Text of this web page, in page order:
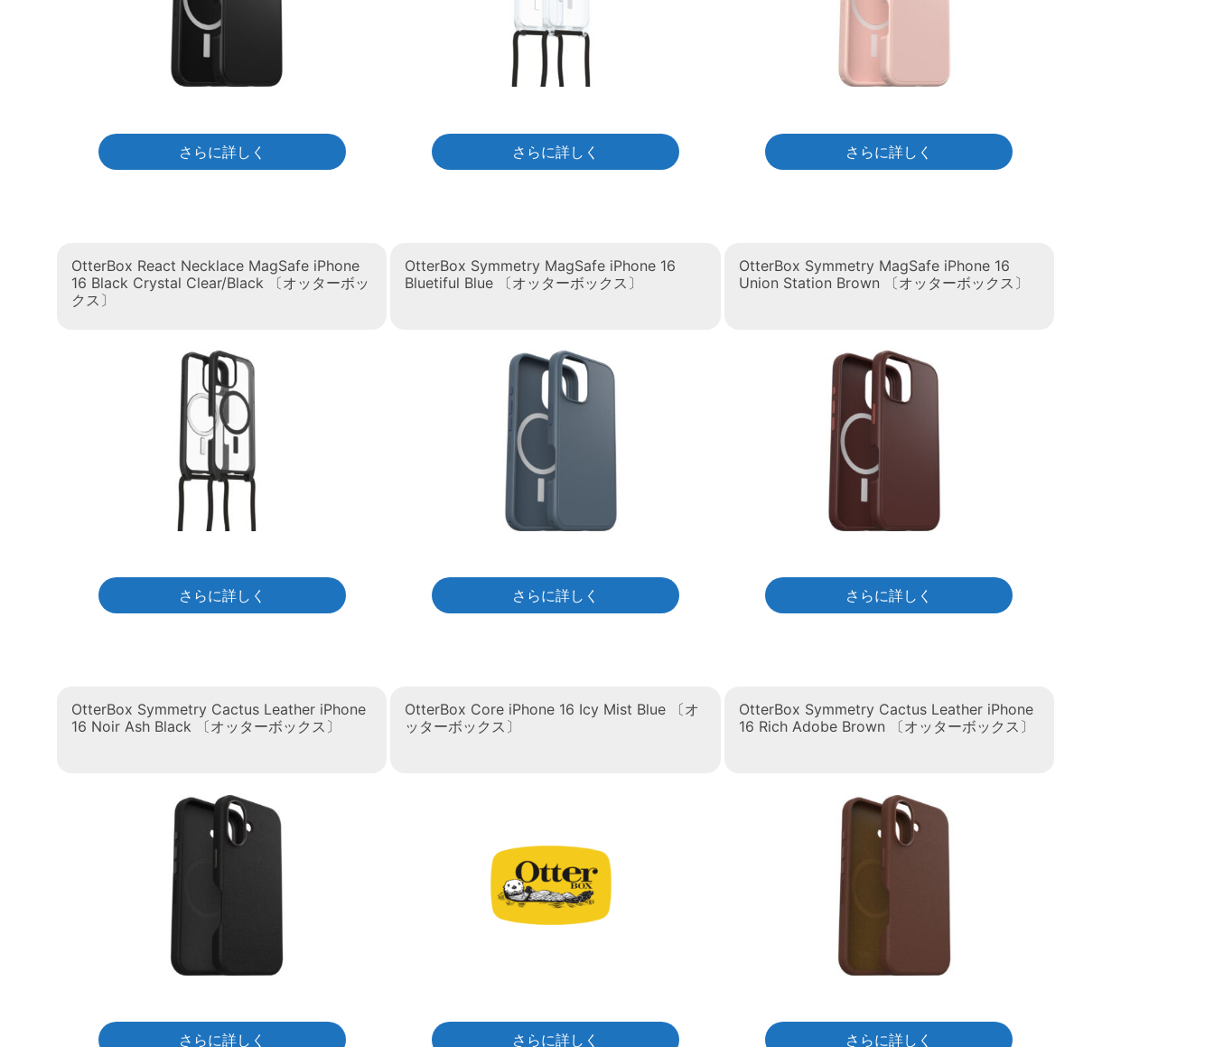
さらに詳しく さらに詳しく さらに詳しく
OtterBox React Necklace MagSafe iPhone
16 Black Crystal Clear/Black 〔オッターボッ
クス〕
さらに詳しく
OtterBox Symmetry MagSafe iPhone 16
Bluetiful Blue 〔オッターボックス〕
さらに詳しく
OtterBox Symmetry MagSafe iPhone 16
Union Station Brown 〔オッターボックス〕
さらに詳しく
OtterBox Symmetry Cactus Leather iPhone
16 Noir Ash Black 〔オッターボックス〕
さらに詳しく
OtterBox Core iPhone 16 Icy Mist Blue 〔オ
ッターボックス〕
さらに詳しく
OtterBox Symmetry Cactus Leather iPhone
16 Rich Adobe Brown 〔オッターボックス〕
さらに詳しく